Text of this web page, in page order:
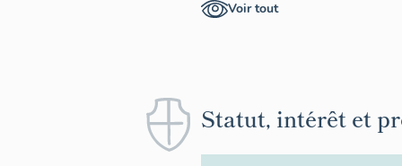
Voir tout
Statut, intérêt et